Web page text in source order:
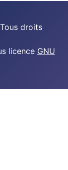
droits
licence GNU